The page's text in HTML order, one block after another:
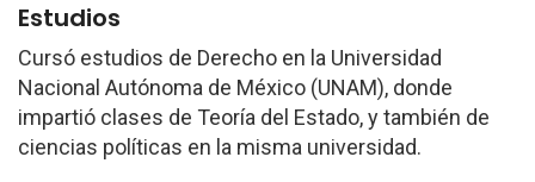
Estudios
Cursó estudios de Derecho en la Universidad
Nacional Autónoma de México (UNAM), donde
impartió clases de Teoría del Estado, y también de
ciencias políticas en la misma universidad.